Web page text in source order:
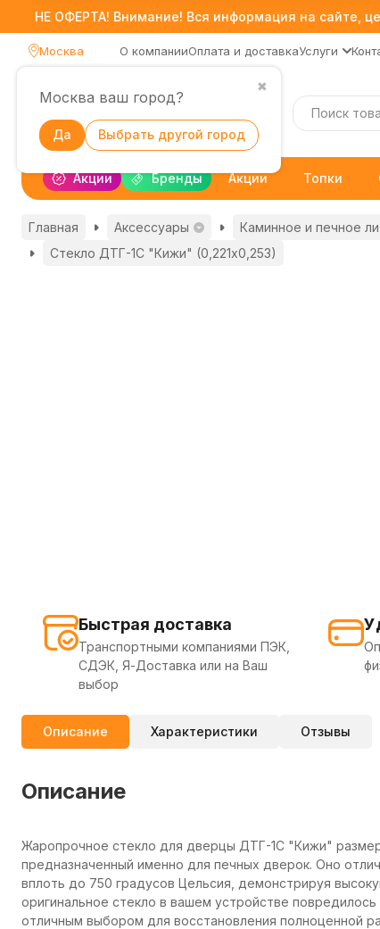
НЕ ОФЕРТА! Внимание! Вся информация на сайте,
Москва
✖
Москва ваш город?
Да Выбрать другой город
О компанииОплата и доставкаУслуги
Акции Бренды Акции Топки
Главная Аксессуары Каминное и печное
Стекло ДТГ-1С "Кижи" (0,221х0,253)
Быстрая доставка
Транспортными компаниями ПЭК,
СДЭК, Я-Доставка или на Ваш
выбор
Описание Характеристики Отзывы
Описание
Жаропрочное стекло для дверцы ДТГ-1С "Кижи"
предназначенный именно для печных дверок. Оно
вплоть до 750 градусов Цельсия, демонстрируя
оригинальное стекло в вашем устройстве
отличным выбором для восстановления полноценной